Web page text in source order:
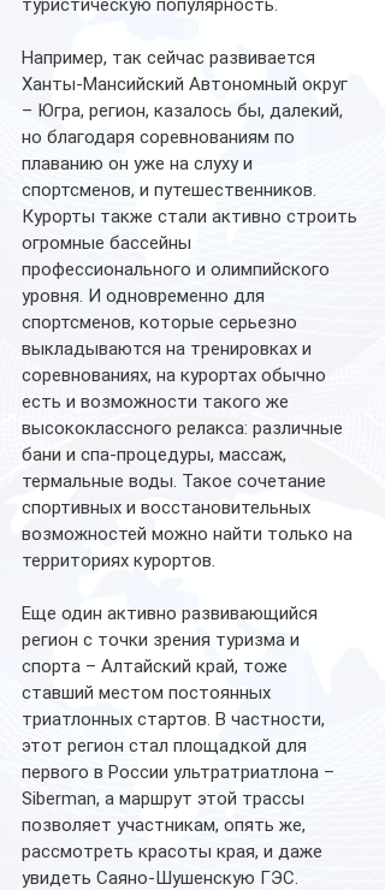
туристическую популярность.
Например, так сейчас развивается
Ханты-Мансийский Автономный округ
– Югра, регион, казалось бы, далекий,
но благодаря соревнованиям по
плаванию он уже на слуху и
спортсменов, и путешественников.
Курорты также стали активно строить
огромные бассейны
профессионального и олимпийского
уровня. И одновременно для
спортсменов, которые серьезно
выкладываются на тренировках и
соревнованиях, на курортах обычно
есть и возможности такого же
высококлассного релакса: различные
бани и спа-процедуры, массаж,
термальные воды. Такое сочетание
спортивных и восстановительных
возможностей можно найти только на
территориях курортов.
Еще один активно развивающийся
регион с точки зрения туризма и
спорта – Алтайский край, тоже
ставший местом постоянных
триатлонных стартов. В частности,
этот регион стал площадкой для
первого в России ультратриатлона –
Siberman, а маршрут этой трассы
позволяет участникам, опять же,
рассмотреть красоты края, и даже
увидеть Саяно-Шушенскую ГЭС.